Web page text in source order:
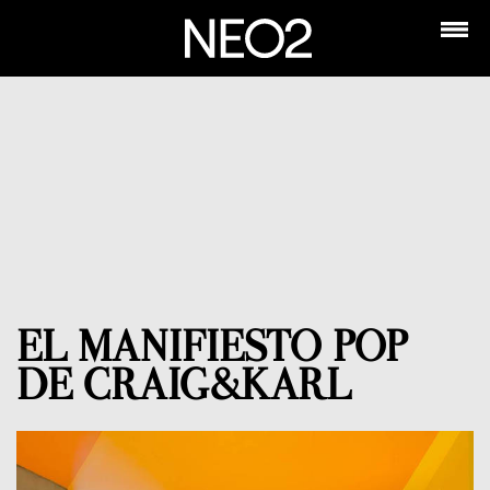
EL MANIFIESTO POP
DE CRAIG&KARL